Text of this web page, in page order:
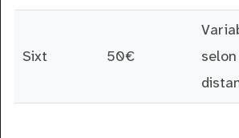
Sixt 50€